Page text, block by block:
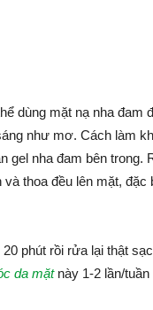
dùng mặt nạ nha đam
như mơ. Cách làm
gel nha đam bên trong.
thoa đều lên mặt, đặc
phút rồi rửa lại thật
da mặtnày 1-2 lần/tuần